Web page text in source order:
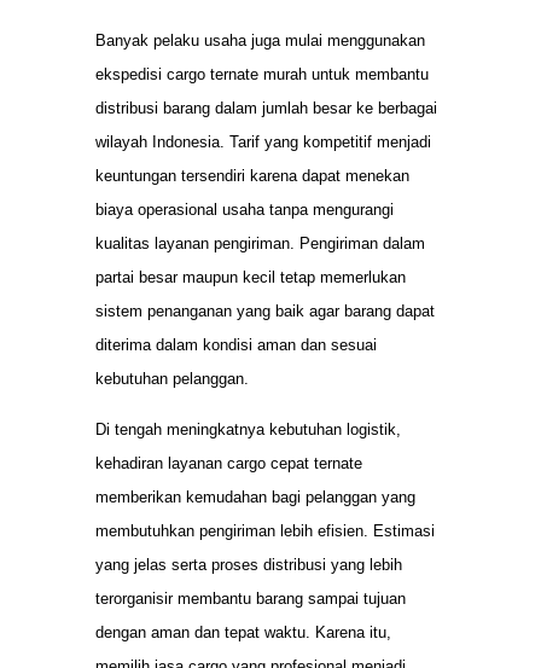
Banyak pelaku usaha juga mulai menggunakan
ekspedisi cargo ternate murah untuk membantu
distribusi barang dalam jumlah besar ke berbagai
wilayah Indonesia. Tarif yang kompetitif menjadi
keuntungan tersendiri karena dapat menekan
biaya operasional usaha tanpa mengurangi
kualitas layanan pengiriman. Pengiriman dalam
partai besar maupun kecil tetap memerlukan
sistem penanganan yang baik agar barang dapat
diterima dalam kondisi aman dan sesuai
kebutuhan pelanggan.
Di tengah meningkatnya kebutuhan logistik,
kehadiran layanan cargo cepat ternate
memberikan kemudahan bagi pelanggan yang
membutuhkan pengiriman lebih efisien. Estimasi
yang jelas serta proses distribusi yang lebih
terorganisir membantu barang sampai tujuan
dengan aman dan tepat waktu. Karena itu,